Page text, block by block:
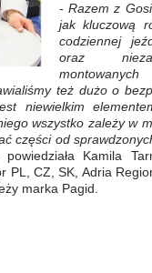
-Razem z
jak kluczową
codziennej
oraz
też dużo o
niewielkim
wszystko zależy w
części od
Kamila
PL, CZ, SK, Adria
marka Pagid.